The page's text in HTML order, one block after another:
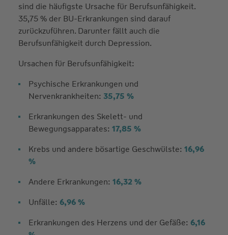
sind die häufigste Ursache für Berufsunfähigkeit.
35,75 % der BU-Erkrankungen sind darauf
zurückzuführen. Darunter fällt auch die
Berufsunfähigkeit durch Depression.
Ursachen für Berufsunfähigkeit:
Psychische Erkrankungen und
Nervenkrankheiten: 35,75 %
Erkrankungen des Skelett- und
Bewegungsapparates: 17,85 %
Krebs und andere bösartige Geschwülste: 16,96
%
Andere Erkrankungen: 16,32 %
Unfälle: 6,96 %
Erkrankungen des Herzens und der Gefäße: 6,16